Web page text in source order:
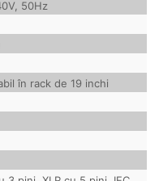
50Hz
în rack de 19 inchi